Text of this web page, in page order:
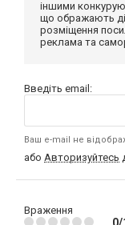
іншими
що ображають
розміщення
реклама та
Введіть email:
Ваш e-mail не
або Авторизуйтесь
Враження
0/